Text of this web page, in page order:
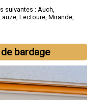
suivantes : Auch,
, Lectoure, Mirande,
bardage